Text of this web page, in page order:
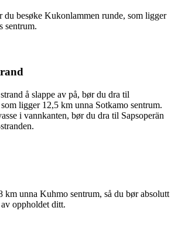
du besøke Kukonlammen runde, som ligger
sentrum.
å slappe av på, bør du dra til
ligger 12,5 km unna Sotkamo sentrum.
i vannkanten, bør du dra til Sapsoperän
km unna Kuhmo sentrum, så du bør absolutt
oppholdet ditt.